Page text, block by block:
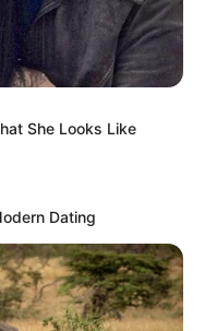
She Looks Like
Dating